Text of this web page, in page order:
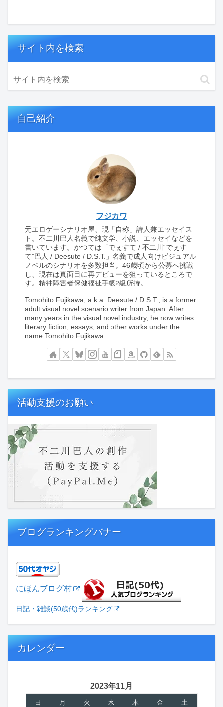
サイト内を検索
自己紹介
フジカワ
元エロゲーシナリオ屋、現「自称」詩人兼エッセイス
ト。不二川巴人名義で純文学、小説、エッセイなどを
書いています。かつては「でぇすて / 不二川“でぇす
て”巴人 / Deesute / D.S.T.」名義で成人向けビジュアル
ノベルのシナリオを多数担当。46歳頃から公募へ挑戦
し、現在は真面目に再デビューを狙っているところで
す。精神障害者保健福祉手帳2級所持。
Tomohito Fujikawa, a.k.a. Deesute / D.S.T., is a former
adult visual novel scenario writer from Japan. After
many years in the visual novel industry, he now writes
literary fiction, essays, and other works under the
name Tomohito Fujikawa.
活動支援のお願い
ブログランキングバナー
にほんブログ村
日記・雑談(50歳代)ランキング
カレンダー
2023年11月
日 月 火 水 木 金 土